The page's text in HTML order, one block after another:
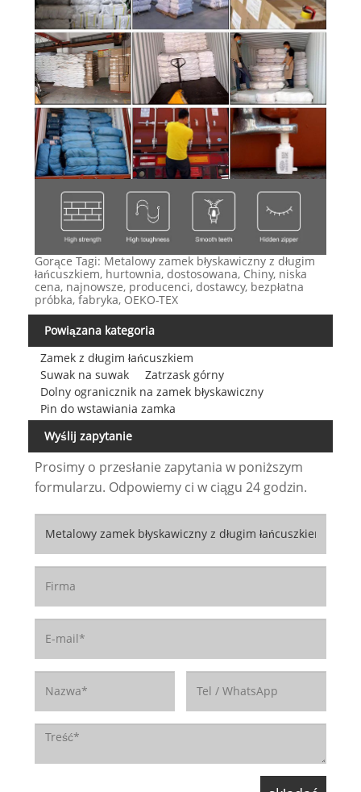
Gorące Tagi: Metalowy zamek błyskawiczny z długim
łańcuszkiem, hurtownia, dostosowana, Chiny, niska
cena, najnowsze, producenci, dostawcy, bezpłatna
próbka, fabryka, OEKO-TEX
Powiązana kategoria
Zamek z długim łańcuszkiem
Suwak na suwak
Zatrzask górny
Dolny ogranicznik na zamek błyskawiczny
Pin do wstawiania zamka
Wyślij zapytanie
Prosimy o przesłanie zapytania w poniższym
formularzu. Odpowiemy ci w ciągu 24 godzin.